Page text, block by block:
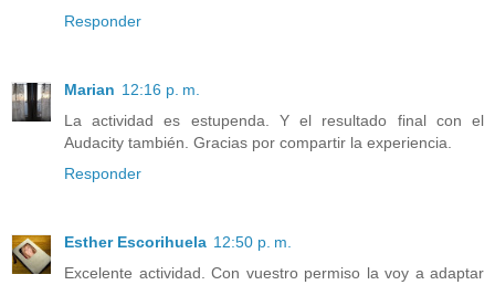
Responder
Marian 12:16 p. m.
La actividad es estupenda. Y el resultado final con el
Audacity también. Gracias por compartir la experiencia.
Responder
Esther Escorihuela 12:50 p. m.
Excelente actividad. Con vuestro permiso la voy a adaptar